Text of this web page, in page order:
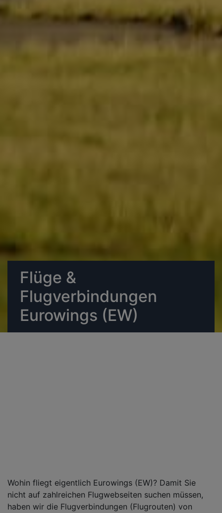
Flüge &
Flugverbindungen
Eurowings (EW)
Wohin fliegt eigentlich Eurowings (EW)? Damit Sie
nicht auf zahlreichen Flugwebseiten suchen müssen,
haben wir die Flugverbindungen (Flugrouten) von